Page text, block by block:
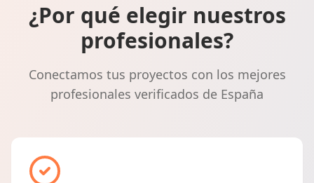
¿Por qué elegir nuestros
profesionales?
Conectamos tus proyectos con los mejores
profesionales verificados de España